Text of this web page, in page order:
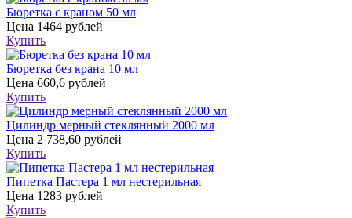
Бюретка с краном 50 мл
Цена 1464 рублей
Купить
Бюретка без крана 10 мл
Цена 660,6 рублей
Купить
Цилиндр мерный стеклянный 2000 мл
Цена 2 738,60 рублей
Купить
Пипетка Пастера 1 мл нестерильная
Цена 1283 рублей
Купить